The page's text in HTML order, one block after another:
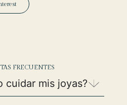
FRECUENTES
cuidar mis joyas?